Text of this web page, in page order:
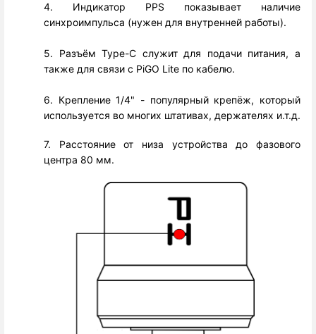
4. Индикатор PPS показывает наличие
синхроимпульса (нужен для внутренней работы).
5. Разъём Type-C служит для подачи питания, а
также для связи с PiGO Lite по кабелю.
6. Крепление 1/4" - популярный крепёж, который
используется во многих штативах, держателях и.т.д.
7. Расстояние от низа устройства до фазового
центра 80 мм.